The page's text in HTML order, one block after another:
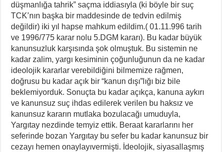
düşmanlığa tahrik” saçma iddiasıyla (ki böyle bir suç
TCK’nın başka bir maddesinde de tedvin edilmiş
değildir) iki yıl hapse mahkum edildim.( 01.11.996 tarih
ve 1996/775 karar nolu 5.DGM kararı). Bu kadar büyük
kanunsuzluk karşısında şok olmuştuk. Bu sistemin ne
kadar zalim, yargı kesiminin çoğunluğunun da ne kadar
ideolojik kararlar verebildiğini bilmemize rağmen,
doğrusu bu kadar açık bir “kanun dışı”lığı biz bile
beklemiyorduk. Sonuçta bu kadar açıkça, kanuna aykırı
ve kanunsuz suç ihdas edilerek verilen bu haksız ve
kanunsuz kararın mutlaka bozulacağı umuduyla,
Yargıtay nezdinde temyiz ettik. Beraat kararlarını her
seferinde bozan Yargıtay bu sefer bu kadar kanunsuz bir
cezayı hemen onaylayıvermişti. İdeolojik, siyasallaşmış